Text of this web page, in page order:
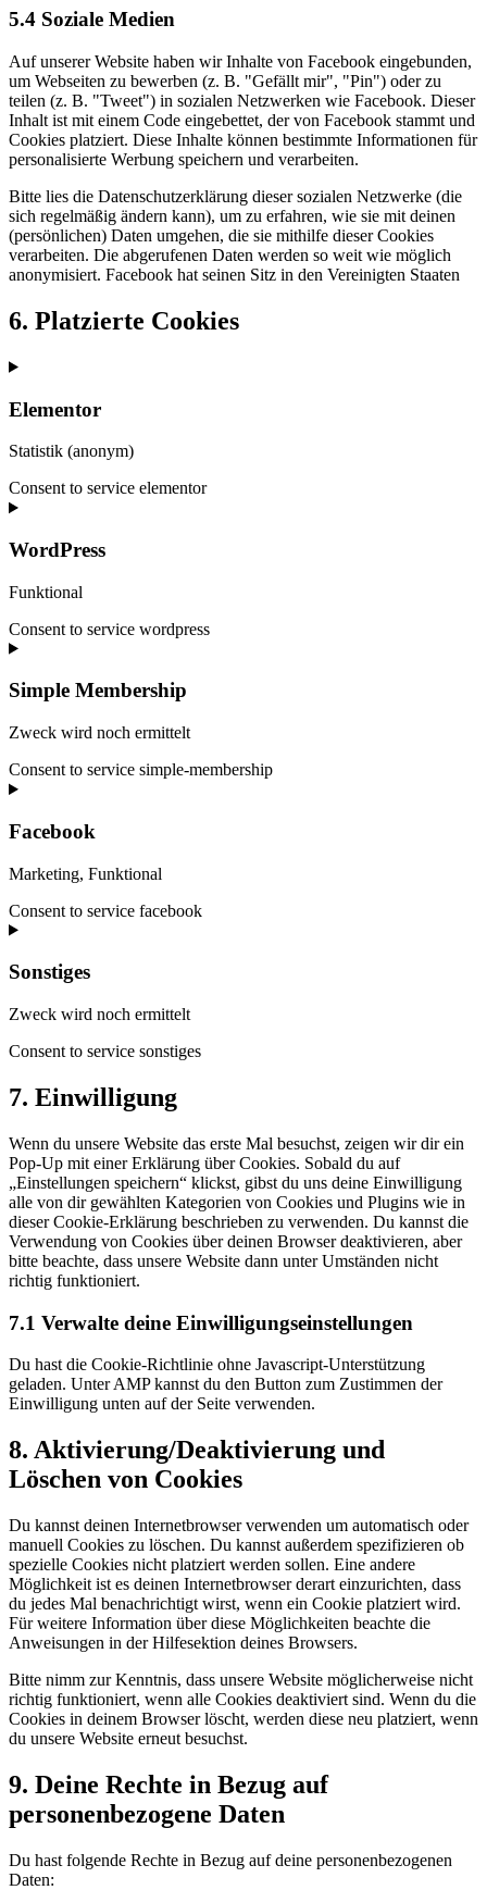
5.4 Soziale Medien
Auf unserer Website haben wir Inhalte von Facebook eingebunden,
um Webseiten zu bewerben (z. B. "Gefällt mir", "Pin") oder zu
teilen (z. B. "Tweet") in sozialen Netzwerken wie Facebook. Dieser
Inhalt ist mit einem Code eingebettet, der von Facebook stammt und
Cookies platziert. Diese Inhalte können bestimmte Informationen für
personalisierte Werbung speichern und verarbeiten.
Bitte lies die Datenschutzerklärung dieser sozialen Netzwerke (die
sich regelmäßig ändern kann), um zu erfahren, wie sie mit deinen
(persönlichen) Daten umgehen, die sie mithilfe dieser Cookies
verarbeiten. Die abgerufenen Daten werden so weit wie möglich
anonymisiert. Facebook hat seinen Sitz in den Vereinigten Staaten
6. Platzierte Cookies
Elementor
Statistik (anonym)
Consent to service elementor
WordPress
Funktional
Consent to service wordpress
Simple Membership
Zweck wird noch ermittelt
Consent to service simple-membership
Facebook
Marketing, Funktional
Consent to service facebook
Sonstiges
Zweck wird noch ermittelt
Consent to service sonstiges
7. Einwilligung
Wenn du unsere Website das erste Mal besuchst, zeigen wir dir ein
Pop-Up mit einer Erklärung über Cookies. Sobald du auf
„Einstellungen speichern“ klickst, gibst du uns deine Einwilligung
alle von dir gewählten Kategorien von Cookies und Plugins wie in
dieser Cookie-Erklärung beschrieben zu verwenden. Du kannst die
Verwendung von Cookies über deinen Browser deaktivieren, aber
bitte beachte, dass unsere Website dann unter Umständen nicht
richtig funktioniert.
7.1 Verwalte deine Einwilligungseinstellungen
Du hast die Cookie-Richtlinie ohne Javascript-Unterstützung
geladen. Unter AMP kannst du den Button zum Zustimmen der
Einwilligung unten auf der Seite verwenden.
8. Aktivierung/Deaktivierung und
Löschen von Cookies
Du kannst deinen Internetbrowser verwenden um automatisch oder
manuell Cookies zu löschen. Du kannst außerdem spezifizieren ob
spezielle Cookies nicht platziert werden sollen. Eine andere
Möglichkeit ist es deinen Internetbrowser derart einzurichten, dass
du jedes Mal benachrichtigt wirst, wenn ein Cookie platziert wird.
Für weitere Information über diese Möglichkeiten beachte die
Anweisungen in der Hilfesektion deines Browsers.
Bitte nimm zur Kenntnis, dass unsere Website möglicherweise nicht
richtig funktioniert, wenn alle Cookies deaktiviert sind. Wenn du die
Cookies in deinem Browser löscht, werden diese neu platziert, wenn
du unsere Website erneut besuchst.
9. Deine Rechte in Bezug auf
personenbezogene Daten
Du hast folgende Rechte in Bezug auf deine personenbezogenen
Daten: